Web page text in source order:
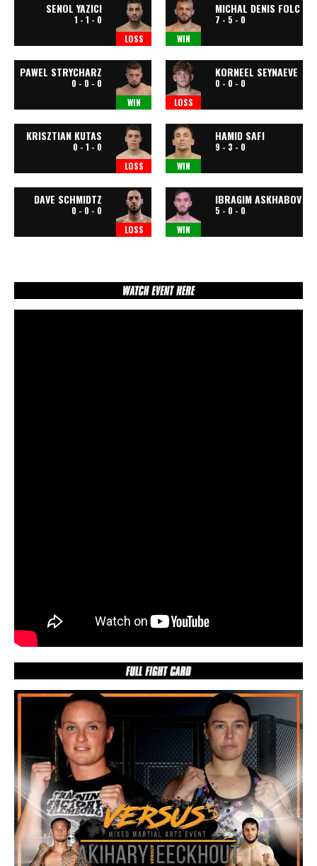
SENOL YAZICI
1 - 1 - 0
LOSS
MICHAL DENIS FOLC
7 - 5 - 0
WIN
PAWEL STRYCHARZ
0 - 0 - 0
WIN
KORNEEL SEYNAEVE
0 - 0 - 0
LOSS
KRISZTIAN KUTAS
0 - 1 - 0
LOSS
HAMID SAFI
9 - 3 - 0
WIN
DAVE SCHMIDTZ
0 - 0 - 0
LOSS
IBRAGIM ASKHABOV
5 - 0 - 0
WIN